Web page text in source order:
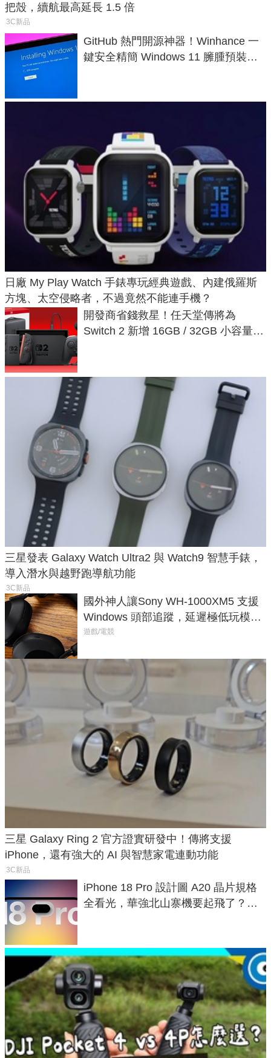
把殼，續航最高延長 1.5 倍
3C新品
GitHub 熱門開源神器！Winhance 一
鍵安全精簡 Windows 11 臃腫預裝軟
日廠 My Play Watch 手錶專玩經典遊戲、內建俄羅斯
方塊、太空侵略者，不過竟然不能連手機？
開發商省錢救星！任天堂傳將為
Switch 2 新增 16GB / 32GB 小容量遊
三星發表 Galaxy Watch Ultra2 與 Watch9 智慧手錶，
導入潛水與越野跑導航功能
3C新品
國外神人讓Sony WH-1000XM5 支援
Windows 頭部追蹤，延遲極低玩模擬
飛行超有感
遊戲/電競
三星 Galaxy Ring 2 官方證實研發中！傳將支援
iPhone，還有強大的 AI 與智慧家電連動功能
3C新品
iPhone 18 Pro 設計圖 A20 晶片規格
全看光，華強北山寨機要起飛了？專